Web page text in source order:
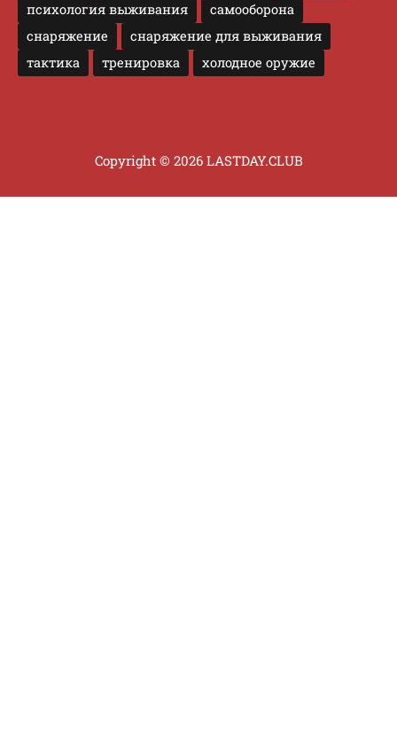
психология выживания
самооборона
снаряжение
снаряжение для выживания
тактика
тренировка холодное оружие
Copyright © 2026 LASTDAY.CLUB